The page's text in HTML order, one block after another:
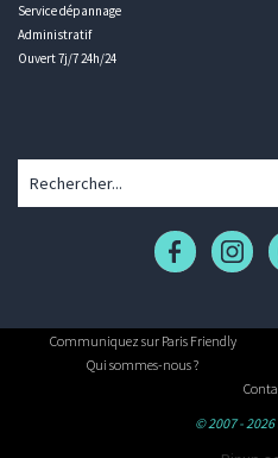
Service dépannage
Administratif
Ouvert 7j/7 24h/24
Communiquez sur Paris Friendly
Qui sommes-nous ?
© 2007 -